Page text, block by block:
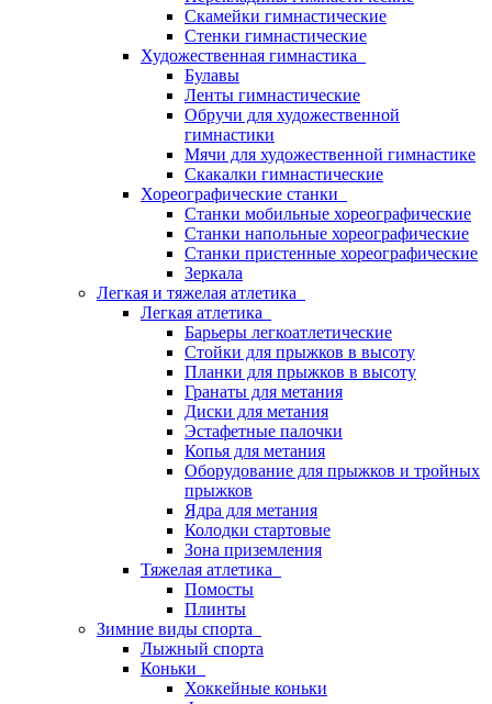
Скамейки гимнастические
Стенки гимнастические
Художественная гимнастика
Булавы
Ленты гимнастические
Обручи для художественной
гимнастики
Мячи для художественной гимнастике
Скакалки гимнастические
Хореографические станки
Станки мобильные хореографические
Станки напольные хореографические
Станки пристенные хореографические
Зеркала
Легкая и тяжелая атлетика
Легкая атлетика
Барьеры легкоатлетические
Стойки для прыжков в высоту
Планки для прыжков в высоту
Гранаты для метания
Диски для метания
Эстафетные палочки
Копья для метания
Оборудование для прыжков и тройных
прыжков
Ядра для метания
Колодки стартовые
Зона приземления
Тяжелая атлетика
Помосты
Плинты
Зимние виды спорта
Лыжный спорта
Коньки
Хоккейные коньки